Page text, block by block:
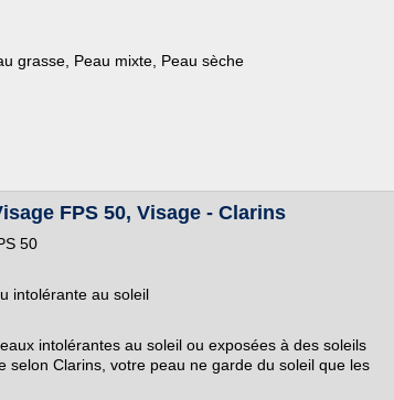
grasse, Peau mixte, Peau sèche
FPS 50, Visage - Clarins
50
intolérante au soleil
intolérantes au soleil ou exposées à des soleils
selon Clarins, votre peau ne garde du soleil que les